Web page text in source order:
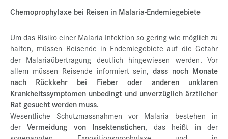
Chemoprophylaxe bei Reisen in Malaria-Endemiegebiete
Um das Risiko einer Malaria-Infektion so gering wie möglich zu
halten, müssen Reisende in Endemiegebiete auf die Gefahr
der Malariaübertragung deutlich hingewiesen werden. Vor
allem müssen Reisende informiert sein,dass noch Monate
nach Rückkehr bei Fieber oder anderen unklaren
Krankheitssymptomen unbedingt und unverzüglich ärztlicher
Rat gesucht werden muss.
Wesentliche Schutzmassnahmen vor Malaria bestehen in
derVermeidung von Insektenstichen, das heißt in der